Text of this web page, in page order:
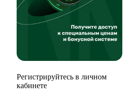
Регистрируйтесь в личном
кабинете